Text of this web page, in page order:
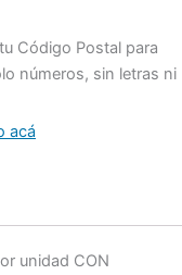
Código Postal para
números, sin letras ni
acá
unidad CON